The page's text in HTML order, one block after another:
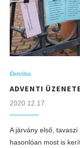
Életstílus
ADVENTI
2020.12.17.
A járvány első,
hasonlóan most is